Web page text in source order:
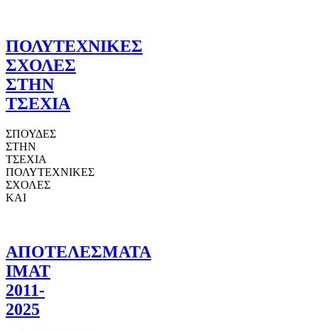
ΠΟΛΥΤΕΧΝΙΚΕΣ
ΣΧΟΛΕΣ
ΣΤΗΝ
ΤΣΕΧΙΑ
ΣΠΟΥΔΕΣ
ΣΤΗΝ
ΤΣΕΧΙΑ
ΠΟΛΥΤΕΧΝΙΚΕΣ
ΣΧΟΛΕΣ
ΚΑΙ
ΑΠΟΤΕΛΕΣΜΑΤΑ
ΙΜΑΤ
2011-
2025